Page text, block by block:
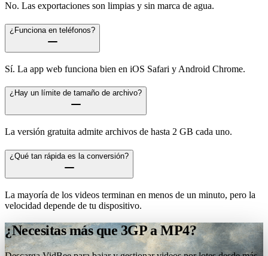
No. Las exportaciones son limpias y sin marca de agua.
¿Funciona en teléfonos?
Sí. La app web funciona bien en iOS Safari y Android Chrome.
¿Hay un límite de tamaño de archivo?
La versión gratuita admite archivos de hasta 2 GB cada uno.
¿Qué tan rápida es la conversión?
La mayoría de los videos terminan en menos de un minuto, pero la
velocidad depende de tu dispositivo.
¿Necesitas más que 3GP a MP4?